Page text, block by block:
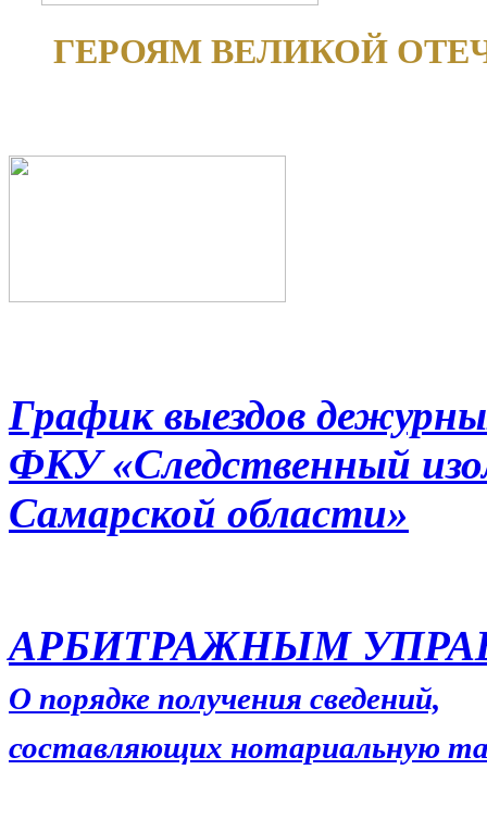
ГЕРОЯМ ВЕЛИКОЙ
График выездов
ФКУ «Следственный
Самарской области»
АРБИТРАЖНЫМ
О порядке получения сведений,
составляющих нотариальную